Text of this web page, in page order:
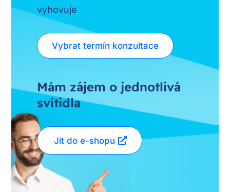
vyhovuje
Vybrat termín konzultace
Mám zájem o jednotlivá
svítidla
Jít do e-shopu